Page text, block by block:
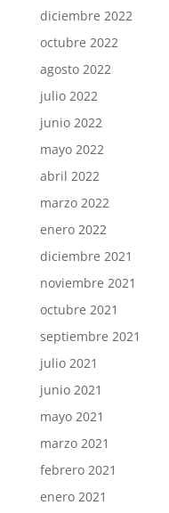
diciembre 2022
octubre 2022
agosto 2022
julio 2022
junio 2022
mayo 2022
abril 2022
marzo 2022
enero 2022
diciembre 2021
noviembre 2021
octubre 2021
septiembre 2021
julio 2021
junio 2021
mayo 2021
marzo 2021
febrero 2021
enero 2021